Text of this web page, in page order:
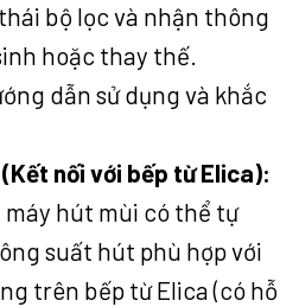
bộ lọc và nhận thông
hoặc thay thế.
dẫn sử dụng và khắc
nối với bếp từ Elica):
hút mùi có thể tự
suất hút phù hợp với
trên bếp từ Elica (có hỗ